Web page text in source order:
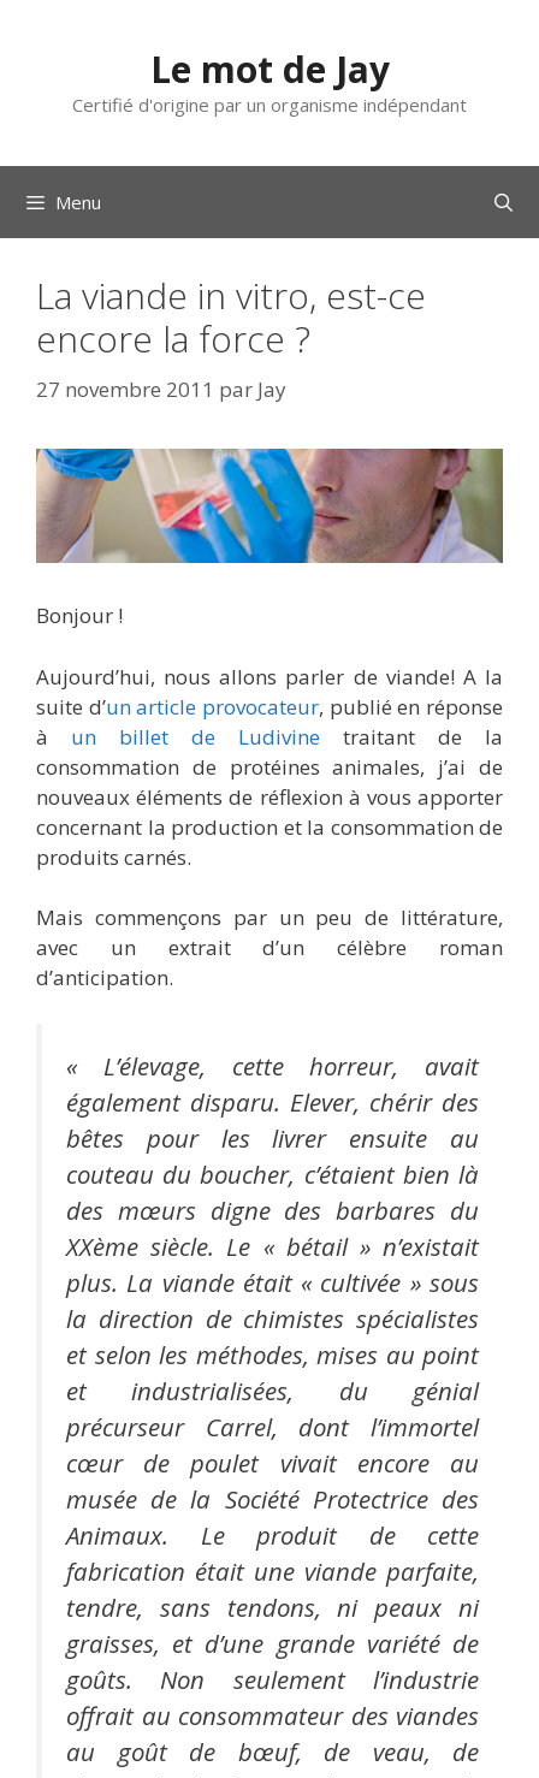
Le mot de Jay
Certifié d'origine par un organisme indépendant
Menu
La viande in vitro, est-ce
encore la force ?
27 novembre 2011 par Jay
Bonjour !
Aujourd’hui, nous allons parler de viande! A la
suite d’un article provocateur, publié en réponse
à un billet de Ludivine traitant de la
consommation de protéines animales, j’ai de
nouveaux éléments de réflexion à vous apporter
concernant la production et la consommation de
produits carnés.
Mais commençons par un peu de littérature,
avec un extrait d’un célèbre roman
d’anticipation.
« L’élevage, cette horreur, avait
également disparu. Elever, chérir des
bêtes pour les livrer ensuite au
couteau du boucher, c’étaient bien là
des mœurs digne des barbares du
XXème siècle. Le « bétail » n’existait
plus. La viande était « cultivée » sous
la direction de chimistes spécialistes
et selon les méthodes, mises au point
et industrialisées, du génial
précurseur Carrel, dont l’immortel
cœur de poulet vivait encore au
musée de la Société Protectrice des
Animaux. Le produit de cette
fabrication était une viande parfaite,
tendre, sans tendons, ni peaux ni
graisses, et d’une grande variété de
goûts. Non seulement l’industrie
offrait au consommateur des viandes
au goût de bœuf, de veau, de